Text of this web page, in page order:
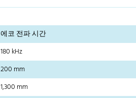
에코 전파 시간
180 kHz
200 mm
1,300 mm